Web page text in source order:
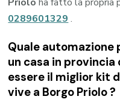
0289601329 .
Quale automazione
un casa in provincia
essere il miglior kit
vive a Borgo Priolo?